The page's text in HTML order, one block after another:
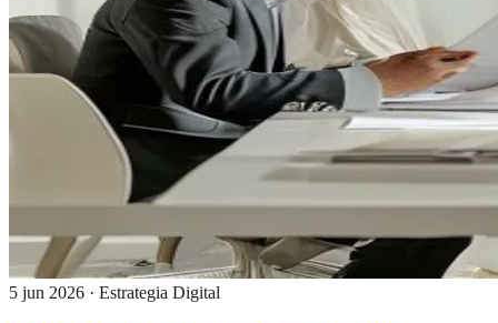
5 jun 2026 · Estrategia Digital